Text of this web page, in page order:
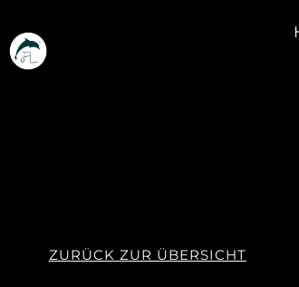
ZURÜCK ZUR ÜBERSICHT